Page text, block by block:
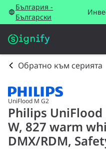
България -
Български
Обратно към серията
UniFlood M G2
Philips UniFlood
W, 827 warm
DMX/RDM,